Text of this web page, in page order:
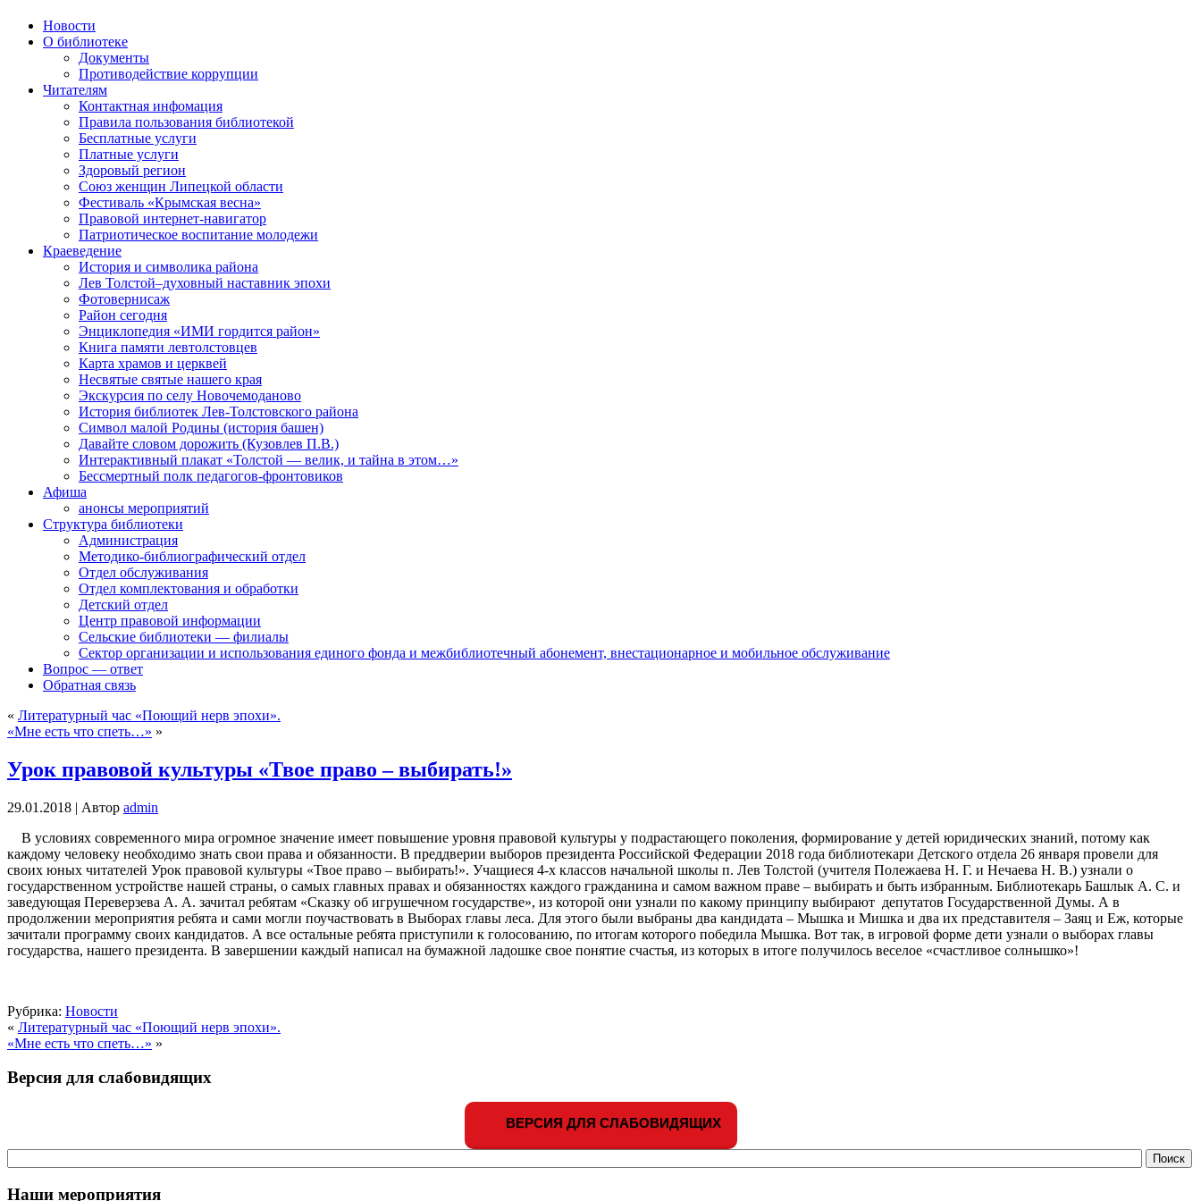
Новости
О библиотеке
Документы
Противодействие коррупции
Читателям
Контактная инфомация
Правила пользования библиотекой
Бесплатные услуги
Платные услуги
Здоровый регион
Союз женщин Липецкой области
Фестиваль «Крымская весна»
Правовой интернет-навигатор
Патриотическое воспитание молодежи
Краеведение
История и символика района
Лев Толстой–духовный наставник эпохи
Фотовернисаж
Район сегодня
Энциклопедия «ИМИ гордится район»
Книга памяти левтолстовцев
Карта храмов и церквей
Несвятые святые нашего края
Экскурсия по селу Новочемоданово
История библиотек Лев-Толстовского района
Символ малой Родины (история башен)
Давайте словом дорожить (Кузовлев П.В.)
Интерактивный плакат «Толстой — велик, и тайна в этом…»
Бессмертный полк педагогов-фронтовиков
Афиша
анонсы мероприятий
Структура библиотеки
Администрация
Методико-библиографический отдел
Отдел обслуживания
Отдел комплектования и обработки
Детский отдел
Центр правовой информации
Сельские библиотеки — филиалы
Сектор организации и использования единого фонда и межбиблиотечный абонемент, внестационарное и мобильное обслуживание
Вопрос — ответ
Обратная связь
« Литературный час «Поющий нерв эпохи».
«Мне есть что спеть…» »
Урок правовой культуры «Твое право – выбирать!»
29.01.2018 | Автор admin
В условиях современного мира огромное значение имеет повышение уровня правовой культуры у подрастающего поколения, формирование у детей юридических знаний, потому как
каждому человеку необходимо знать свои права и обязанности. В преддверии выборов президента Российской Федерации 2018 года библиотекари Детского отдела 26 января провели для
своих юных читателей Урок правовой культуры «Твое право – выбирать!». Учащиеся 4-х классов начальной школы п. Лев Толстой (учителя Полежаева Н. Г. и Нечаева Н. В.) узнали о
государственном устройстве нашей страны, о самых главных правах и обязанностях каждого гражданина и самом важном праве – выбирать и быть избранным. Библиотекарь Башлык А. С. и
заведующая Переверзева А. А. зачитал ребятам «Сказку об игрушечном государстве», из которой они узнали по какому принципу выбирают депутатов Государственной Думы. А в
продолжении мероприятия ребята и сами могли поучаствовать в Выборах главы леса. Для этого были выбраны два кандидата – Мышка и Мишка и два их представителя – Заяц и Еж, которые
зачитали программу своих кандидатов. А все остальные ребята приступили к голосованию, по итогам которого победила Мышка. Вот так, в игровой форме дети узнали о выборах главы
государства, нашего президента. В завершении каждый написал на бумажной ладошке свое понятие счастья, из которых в итоге получилось веселое «счастливое солнышко»!
Рубрика: Новости
« Литературный час «Поющий нерв эпохи».
«Мне есть что спеть…» »
Версия для слабовидящих
ВЕРСИЯ ДЛЯ СЛАБОВИДЯЩИХ
Наши мероприятия